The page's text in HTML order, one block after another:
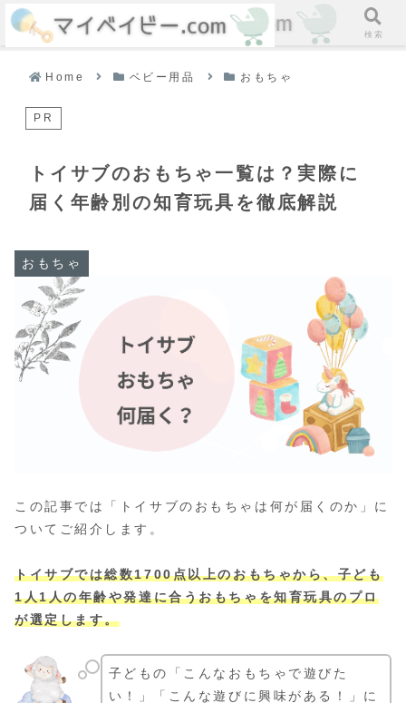
Home ベビー用品 おもちゃ
PR
トイサブのおもちゃ一覧は？実際に
届く年齢別の知育玩具を徹底解説
おもちゃ
この記事では「トイサブのおもちゃは何が届くのか」に
ついてご紹介します。
トイサブでは総数1700点以上のおもちゃから、子ども
1人1人の年齢や発達に合うおもちゃを知育玩具のプロ
が選定します。
子どもの「こんなおもちゃで遊びた
い！」「こんな遊びに興味がある！」に
ホーム 検索